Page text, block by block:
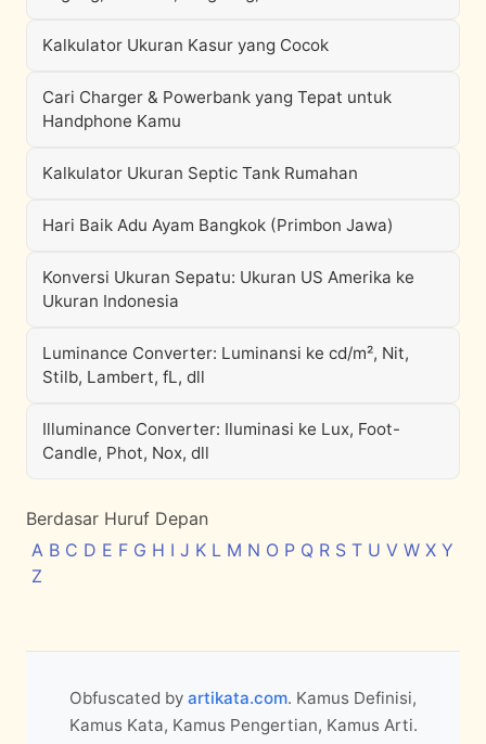
Kalkulator Ukuran Kasur yang Cocok
Cari Charger & Powerbank yang Tepat untuk
Handphone Kamu
Kalkulator Ukuran Septic Tank Rumahan
Hari Baik Adu Ayam Bangkok (Primbon Jawa)
Konversi Ukuran Sepatu: Ukuran US Amerika ke
Ukuran Indonesia
Luminance Converter: Luminansi ke cd/m², Nit,
Stilb, Lambert, fL, dll
Illuminance Converter: Iluminasi ke Lux, Foot-
Candle, Phot, Nox, dll
Berdasar Huruf Depan
A B C D E F G H I J K L M N O P Q R S T U V W X Y
Z
Obfuscated by artikata.com. Kamus Definisi,
Kamus Kata, Kamus Pengertian, Kamus Arti.